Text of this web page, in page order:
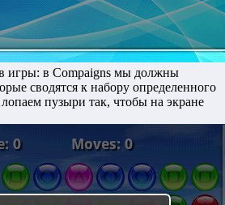
игры: в Compaigns мы должны
сводятся к набору определенного
пузыри так, чтобы на экране